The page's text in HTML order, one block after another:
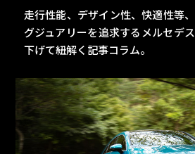
走行性能、デザイン性、快適性等
グジュアリーを追求するメルセデス
下げて紐解く記事コラム。